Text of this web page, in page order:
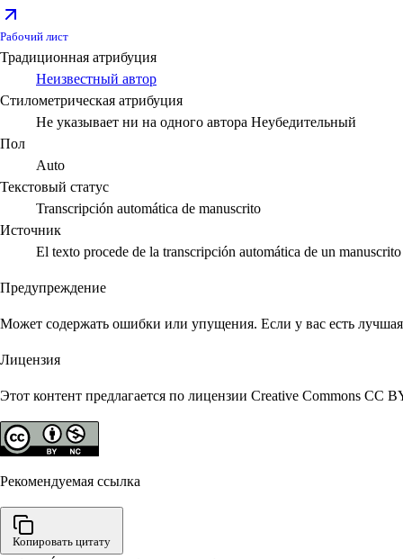
Рабочий лист
Традиционная атрибуция
Неизвестный автор
Стилометрическая атрибуция
Не указывает ни на одного автора Неубедительный
Пол
Auto
Текстовый статус
Transcripción automática de manuscrito
Источник
El texto procede de la transcripción automática de un
Предупреждение
Может содержать ошибки или упущения. Если у вас есть
Лицензия
Этот контент предлагается по лицензии Creative Commons CC
Рекомендуемая ссылка
Копировать цитату